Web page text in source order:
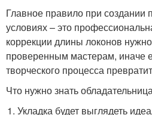
Главное правило при создании
условиях – это
коррекции длины локонов
проверенным мастерам, иначе
творческого процесса
Что нужно знать
Укладка будет выглядеть